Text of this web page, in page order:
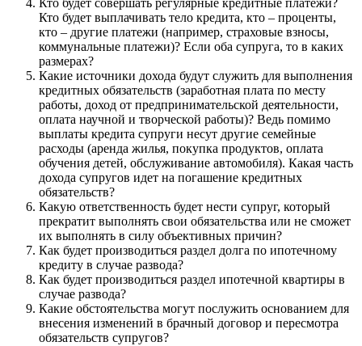
Кто будет совершать регулярные кредитные платежи?
Кто будет выплачивать тело кредита, кто – проценты,
кто – другие платежи (например, страховые взносы,
коммунальные платежи)? Если оба супруга, то в каких
размерах?
Какие источники дохода будут служить для выполнения
кредитных обязательств (заработная плата по месту
работы, доход от предпринимательской деятельности,
оплата научной и творческой работы)? Ведь помимо
выплаты кредита супруги несут другие семейные
расходы (аренда жилья, покупка продуктов, оплата
обучения детей, обслуживание автомобиля). Какая часть
дохода супругов идет на погашение кредитных
обязательств?
Какую ответственность будет нести супруг, который
прекратит выполнять свои обязательства или не сможет
их выполнять в силу объективных причин?
Как будет производиться раздел долга по ипотечному
кредиту в случае развода?
Как будет производиться раздел ипотечной квартиры в
случае развода?
Какие обстоятельства могут послужить основанием для
внесения изменений в брачный договор и пересмотра
обязательств супругов?